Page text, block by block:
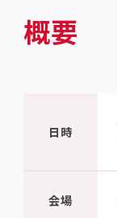
概要
日時
会場